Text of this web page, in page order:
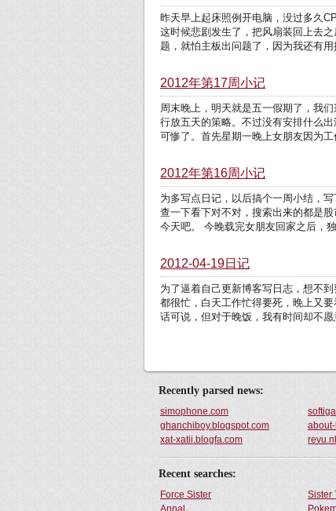
昨天早上起床照例开电脑，没过多久
这时候悲剧发生了，把风扇装回上去
题，就怕主板出问题了，因为我还有
2012年第17周小记
周末晚上，明天就是五一假期了，我
行放五天的策略。不过没有安排什么
可惨了。首先星期一晚上女朋友因为
2012年第16周小记
为多写点日记，以后搞个一周小结，
查一下看下对不对，搜索出来的都是
今天吧。 今晚载完女朋友回家之后，
2012-04-19日记
为了逼着自己更新博客写日志，想不
都很忙，白天工作忙得要死，晚上又
话可说，但对于晚饭，我有时间却不
Recently parsed news:
simophone.com
ghanchiboy.blogspot.com
xat-xatii.blogfa.com
revu.nl
Recent searches:
Force Sister Sister
Annal